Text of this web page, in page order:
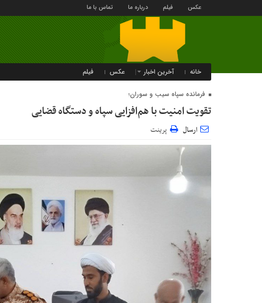
عکس فیلم درباره ما تماس با ما
خانه آخرین اخبار عکس فیلم
فرمانده سپاه سیب و سوران؛
تقویت امنیت با هم‌افزایی سپاه و دستگاه قضایی
ارسال پرینت